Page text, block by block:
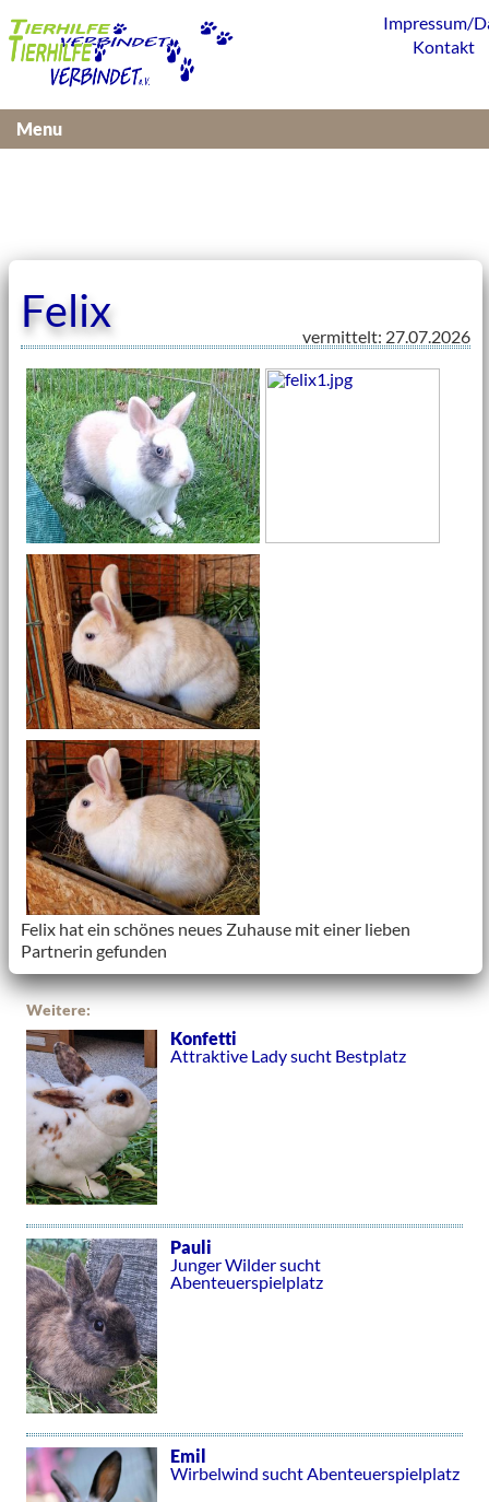
Felix vermittelt: 27.07.2026
Felix hat ein schönes neues Zuhause mit einer lieben
Partnerin gefunden
Weitere:
Konfetti
Attraktive Lady sucht Bestplatz
Pauli
Junger Wilder sucht
Abenteuerspielplatz
Emil
Wirbelwind sucht Abenteuerspielplatz
Impressum/
Kontakt
Menu